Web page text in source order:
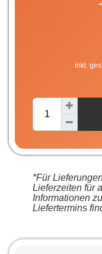
inkl.
*Für
Lieferzeiten für
Informationen
Liefertermins